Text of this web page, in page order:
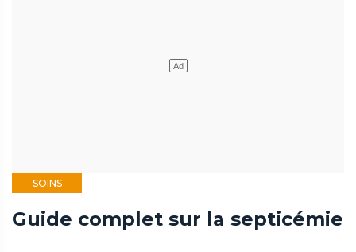
SOINS
Guide complet sur la septicémie